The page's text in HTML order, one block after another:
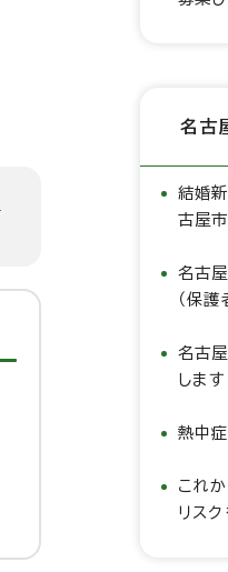
名古
結婚
古屋
名古
（保
名古
します
熱中
これ
リス